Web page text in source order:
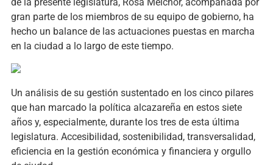
gran parte de los miembros de su equipo de gobierno, ha
hecho un balance de las actuaciones puestas en marcha
en la ciudad a lo largo de este tiempo.
Un análisis de su gestión sustentado en los cinco pilares
que han marcado la política alcazareña en estos siete
años y, especialmente, durante los tres de esta última
legislatura. Accesibilidad, sostenibilidad, transversalidad,
eficiencia en la gestión económica y financiera y orgullo